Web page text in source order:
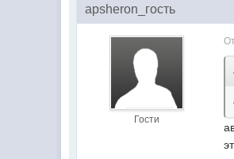
apsheron_гость
Гости